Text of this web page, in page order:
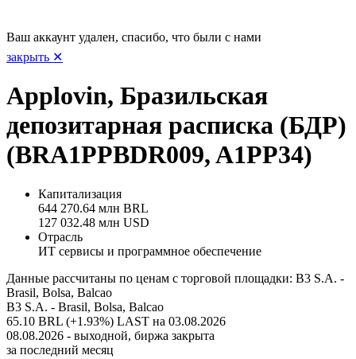
Ваш аккаунт удален, спасибо, что были с нами
закрыть ✕
Applovin, Бразильская
депозитарная расписка (БДР)
(BRA1PPBDR009, A1PP34)
Капитализация
644 270.64 млн BRL
127 032.48 млн USD
Отрасль
ИТ сервисы и программное обеспечение
Данные рассчитаны по ценам с торговой площадки: B3 S.A. -
Brasil, Bolsa, Balcao
B3 S.A. - Brasil, Bolsa, Balcao
65.10 BRL (+1.93%) LAST на 03.08.2026
08.08.2026 - выходной, биржа закрыта
за последний месяц